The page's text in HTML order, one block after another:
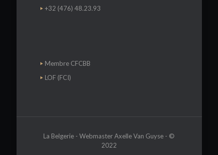
+32 (476) 48.23.93
Membre CFCBB
LOF (FCI)
La Belgerie - Webmaster Axelle Van Guyse - ©
2022